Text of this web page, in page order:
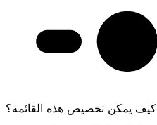
كيف يمكن تخصيص هذه القائمة؟